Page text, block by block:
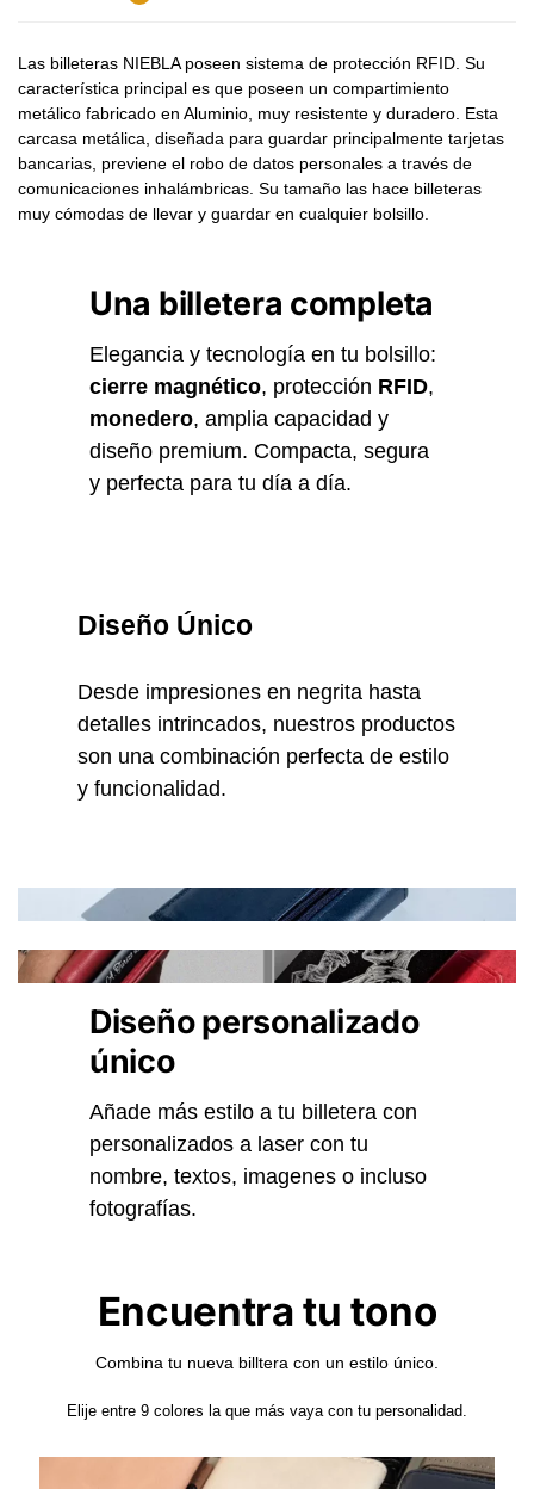
Las billeteras NIEBLA poseen sistema de protección RFID. Su
característica principal es que poseen un compartimiento
metálico fabricado en Aluminio, muy resistente y duradero. Esta
carcasa metálica, diseñada para guardar principalmente tarjetas
bancarias, previene el robo de datos personales a través de
comunicaciones inhalámbricas. Su tamaño las hace billeteras
muy cómodas de llevar y guardar en cualquier bolsillo.
Una billetera completa
Elegancia y tecnología en tu bolsillo:
cierre magnético, protección RFID,
monedero, amplia capacidad y
diseño premium. Compacta, segura
y perfecta para tu día a día.
Diseño Único
Desde impresiones en negrita hasta
detalles intrincados, nuestros productos
son una combinación perfecta de estilo
y funcionalidad.
Diseño personalizado
único
Añade más estilo a tu billetera con
personalizados a laser con tu
nombre, textos, imagenes o incluso
fotografías.
Encuentra tu tono
Combina tu nueva billtera con un estilo único.
Elije entre 9 colores la que más vaya con tu personalidad.